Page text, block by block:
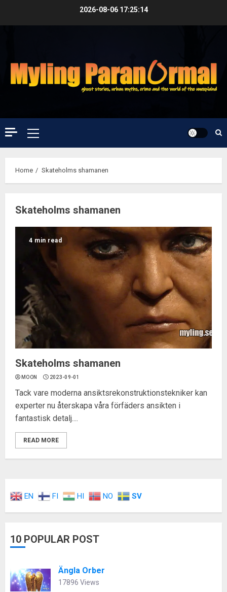
2026-08-06 17:25:15
Primary
Menu
Home Skateholms shamanen
Skateholms shamanen
4 min read
Skateholms shamanen
MOON 2023-09-01
Tack vare moderna ansiktsrekonstruktionstekniker kan
experter nu återskapa våra förfäders ansikten i
fantastisk detalj....
READ MORE
EN FI HI NO SV
10 POPULAR POST
Ängla Orber
17896 Views